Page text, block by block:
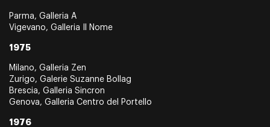
Parma, Galleria A
Vigevano, Galleria Il Nome
1975
Milano, Galleria Zen
Zurigo, Galerie Suzanne Bollag
Brescia, Galleria Sincron
Genova, Galleria Centro del Portello
1976